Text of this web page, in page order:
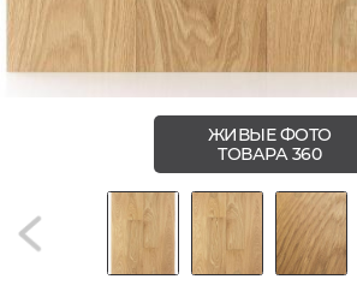
ЖИВЫЕ ФОТО
ТОВАРА 360